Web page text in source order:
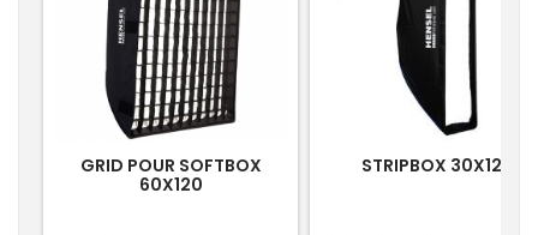
GRID POUR SOFTBOX
60X120
STRIPBOX 30X120